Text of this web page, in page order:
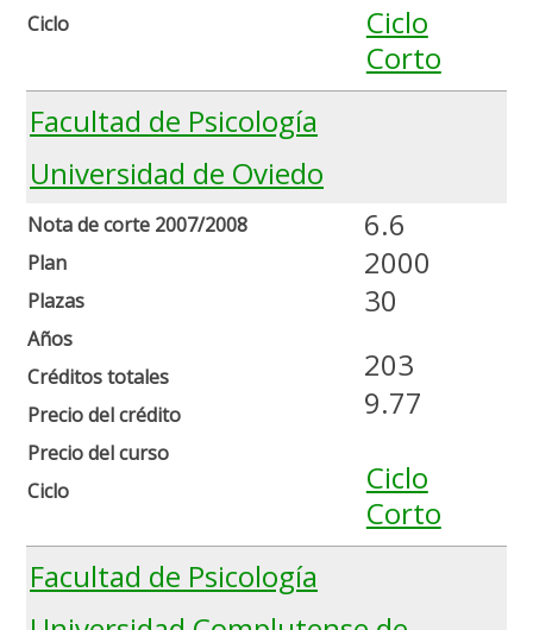
Ciclo
Ciclo
Corto
Facultad de Psicología
Universidad de Oviedo
Nota de corte 2007/2008
Plan
Plazas
Años
Créditos totales
Precio del crédito
Precio del curso
Ciclo
6.6
2000
30
203
9.77
Ciclo
Corto
Facultad de Psicología